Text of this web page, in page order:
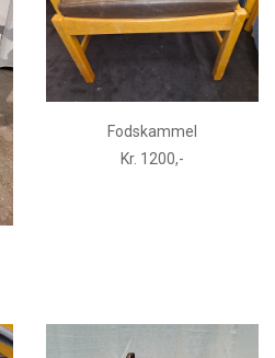
Fodskammel
Kr. 1200,-